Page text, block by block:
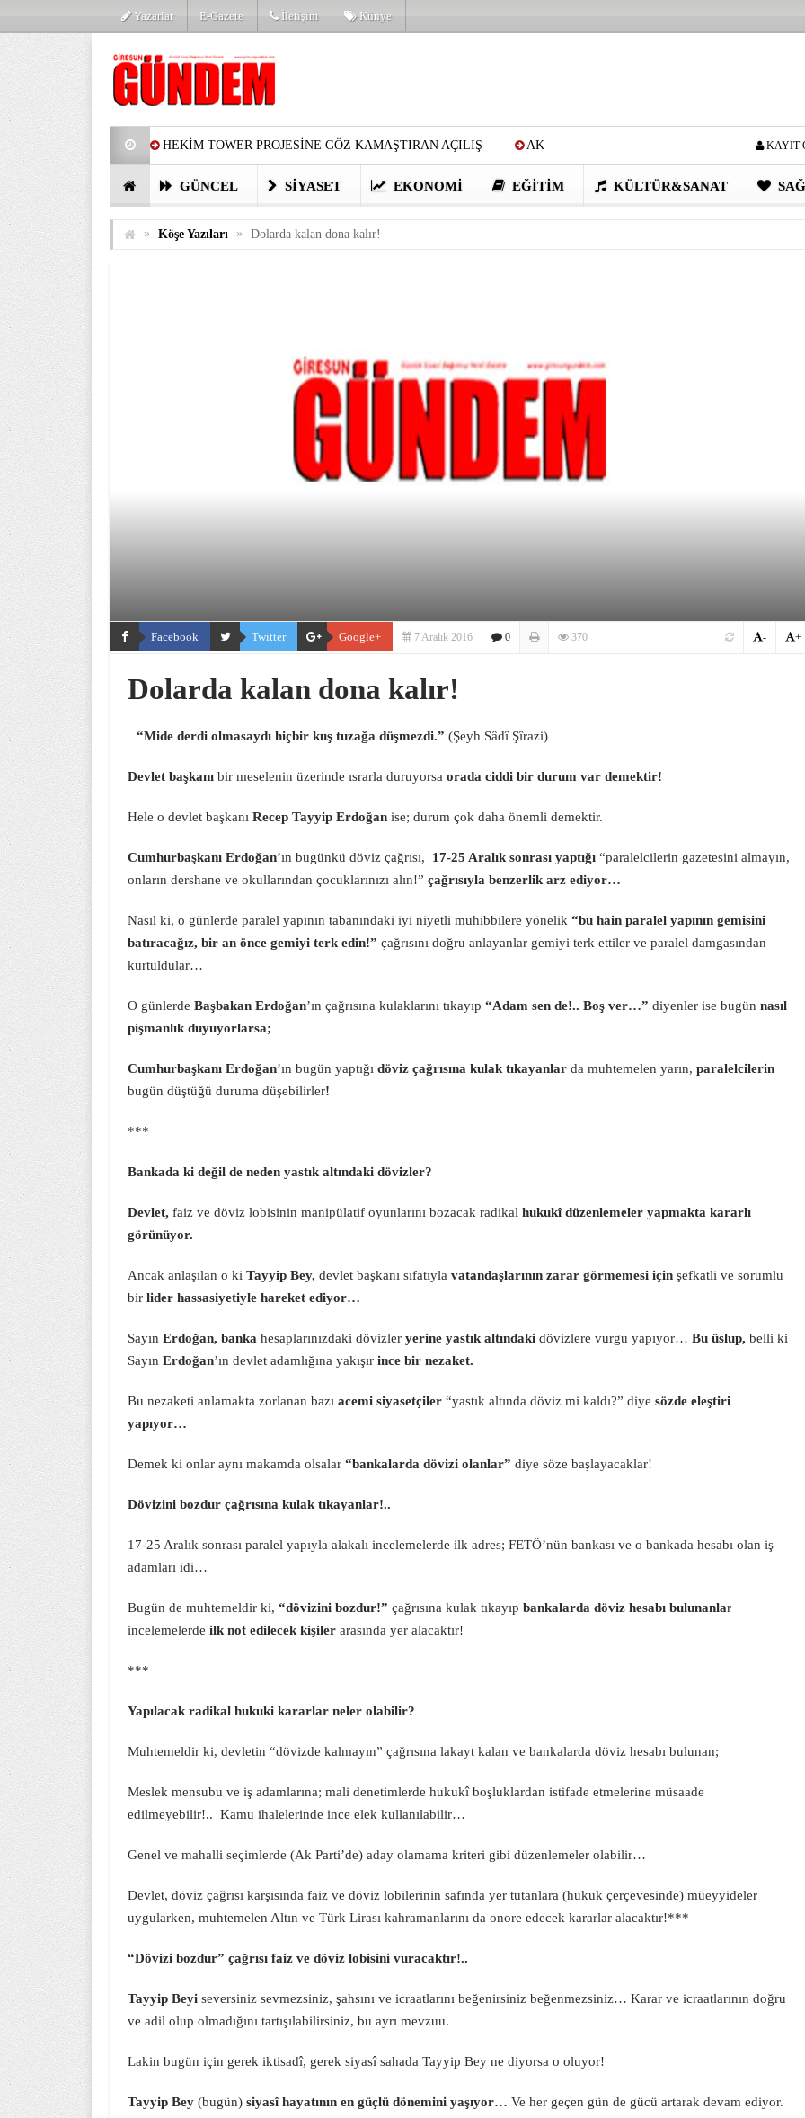
Yazarlar E-Gazete İletişim Künye
HEKİM TOWER PROJESİNE GÖZ KAMAŞTIRAN AÇILIŞ AK
PARTİ’DE YENİ YÜZLER HARUN CİCİ: VİDEOYU GÖRÜNCE
KAYIT
GÜNCEL SIYASET EKONOMI EĞITIM KÜLTÜR&SANAT
» Köşe Yazıları » Dolarda kalan dona kalır!
Facebook Twitter Google+ 7 Aralık 2016 0 370 +
-
Dolarda kalan dona kalır!
“Mide derdi olmasaydı hiçbir kuş tuzağa düşmezdi.” (Şeyh Sâdî Şîrazi)
Devlet başkanı bir meselenin üzerinde ısrarla duruyorsa orada ciddi bir durum var demektir!
Hele o devlet başkanı Recep Tayyip Erdoğan ise; durum çok daha önemli demektir.
Cumhurbaşkanı Erdoğan’ın bugünkü döviz çağrısı, 17-25 Aralık sonrası yaptığı “paralelcilerin gazetesini almayın,
onların dershane ve okullarından çocuklarınızı alın!” çağrısıyla benzerlik arz ediyor…
Nasıl ki, o günlerde paralel yapının tabanındaki iyi niyetli muhibbilere yönelik “bu hain paralel yapının gemisini
batıracağız, bir an önce gemiyi terk edin!” çağrısını doğru anlayanlar gemiyi terk ettiler ve paralel damgasından
kurtuldular…
O günlerde Başbakan Erdoğan’ın çağrısına kulaklarını tıkayıp “Adam sen de!.. Boş ver…” diyenler ise bugün nasıl
pişmanlık duyuyorlarsa;
Cumhurbaşkanı Erdoğan’ın bugün yaptığı döviz çağrısına kulak tıkayanlar da muhtemelen yarın, paralelcilerin
bugün düştüğü duruma düşebilirler!
***
Bankada ki değil de neden yastık altındaki dövizler?
Devlet, faiz ve döviz lobisinin manipülatif oyunlarını bozacak radikal hukukî düzenlemeler yapmakta kararlı
görünüyor.
Ancak anlaşılan o ki Tayyip Bey, devlet başkanı sıfatıyla vatandaşlarının zarar görmemesi için şefkatli ve sorumlu
bir lider hassasiyetiyle hareket ediyor…
Sayın Erdoğan, banka hesaplarınızdaki dövizler yerine yastık altındaki dövizlere vurgu yapıyor… Bu üslup, belli ki
Sayın Erdoğan’ın devlet adamlığına yakışır ince bir nezaket.
Bu nezaketi anlamakta zorlanan bazı acemi siyasetçiler “yastık altında döviz mi kaldı?” diye sözde eleştiri
yapıyor…
Demek ki onlar aynı makamda olsalar “bankalarda dövizi olanlar” diye söze başlayacaklar!
Dövizini bozdur çağrısına kulak tıkayanlar!..
17-25 Aralık sonrası paralel yapıyla alakalı incelemelerde ilk adres; FETÖ’nün bankası ve o bankada hesabı olan iş
adamları idi…
Bugün de muhtemeldir ki, “dövizini bozdur!” çağrısına kulak tıkayıp bankalarda döviz hesabı bulunanlar
incelemelerde ilk not edilecek kişiler arasında yer alacaktır!
***
Yapılacak radikal hukuki kararlar neler olabilir?
Muhtemeldir ki, devletin “dövizde kalmayın” çağrısına lakayt kalan ve bankalarda döviz hesabı bulunan;
Meslek mensubu ve iş adamlarına; mali denetimlerde hukukî boşluklardan istifade etmelerine müsaade
edilmeyebilir!.. Kamu ihalelerinde ince elek kullanılabilir…
Genel ve mahalli seçimlerde (Ak Parti’de) aday olamama kriteri gibi düzenlemeler olabilir…
Devlet, döviz çağrısı karşısında faiz ve döviz lobilerinin safında yer tutanlara (hukuk çerçevesinde) müeyyideler
uygularken, muhtemelen Altın ve Türk Lirası kahramanlarını da onore edecek kararlar alacaktır!***
“Dövizi bozdur” çağrısı faiz ve döviz lobisini vuracaktır!..
Tayyip Beyi seversiniz sevmezsiniz, şahsını ve icraatlarını beğenirsiniz beğenmezsiniz… Karar ve icraatlarının doğru
ve adil olup olmadığını tartışılabilirsiniz, bu ayrı mevzuu.
Lakin bugün için gerek iktisadî, gerek siyasî sahada Tayyip Bey ne diyorsa o oluyor!
Tayyip Bey (bugün) siyasî hayatının en güçlü dönemini yaşıyor… Ve her geçen gün de gücü artarak devam ediyor.